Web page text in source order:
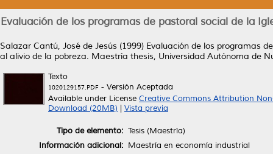
Evaluación de los programas de pastoral social de la
Salazar Cantú, José de Jesús (1999) Evaluación de los programas
al alivio de la pobreza. Maestría thesis, Universidad Autónoma de
Texto
1020129157.PDF - Versión Aceptada
Available under License Creative Commons Attribution
Download (20MB)
Vista previa
Tipo de elemento: Tesis (Maestría)
Información adicional: Maestría en economía industrial